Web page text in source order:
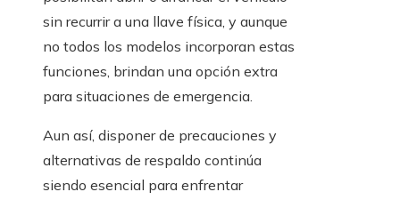
sin recurrir a una llave física, y aunque
no todos los modelos incorporan estas
funciones, brindan una opción extra
para situaciones de emergencia.
Aun así, disponer de precauciones y
alternativas de respaldo continúa
siendo esencial para enfrentar